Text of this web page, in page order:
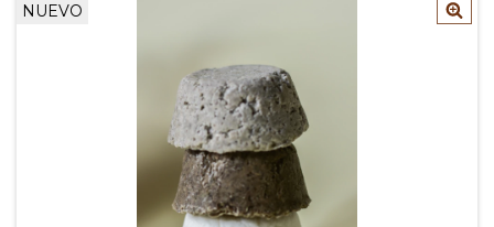
NUEVO